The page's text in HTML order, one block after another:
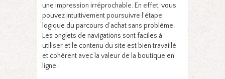
une impression irréprochable. En effet, vous
pouvez intuitivement poursuivre l’étape
logique du parcours d’achat sans problème.
Les onglets de navigations sont faciles à
utiliser et le contenu du site est bien travaillé
et cohérent avec la valeur de la boutique en
ligne.